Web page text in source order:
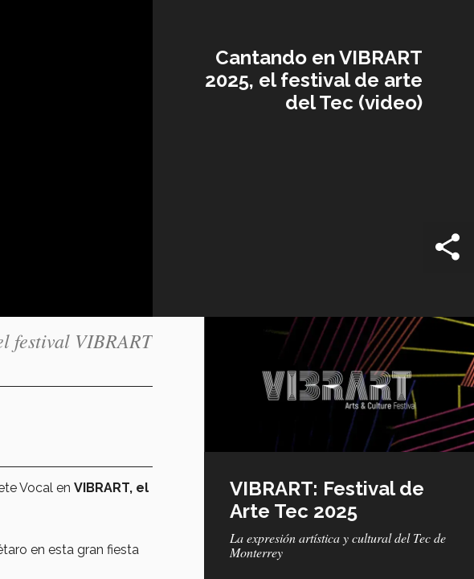
Cantando en VIBRART
2025, el festival de arte
del Tec (video)
festival VIBRART
Vocal en VIBRART, el
en esta gran fiesta
VIBRART: Festival de
Arte Tec 2025
La expresión artística y cultural del Tec de
Monterrey